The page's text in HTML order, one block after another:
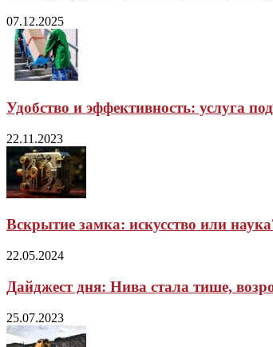
07.12.2025
Удобство и эффективность: услуга
22.11.2023
Вскрытие замка: искусство или
22.05.2024
Дайджест дня: Нива стала тише,
25.07.2023